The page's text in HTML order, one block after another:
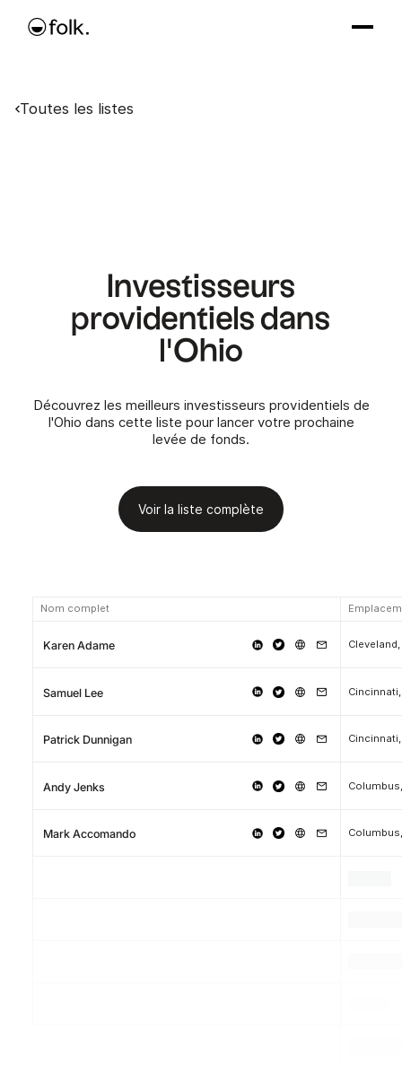
Toutes les listes
Investisseurs
providentiels dans
l'Ohio
Découvrez les meilleurs investisseurs providentiels de
l'Ohio dans cette liste pour lancer votre prochaine
levée de fonds.
Voir la liste complète
Nom complet
Karen Adame
Samuel Lee
Patrick Dunnigan
Andy Jenks
Mark Accomando